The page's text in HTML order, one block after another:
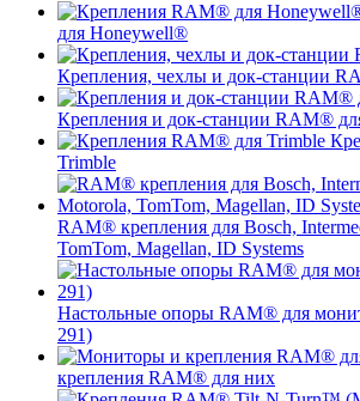
для Honeywell®
Крепления, чехлы и док-станции
Крепления и док-станции RAM®
Trimble
RAM® крепления для Bosch,
TomTom, Magellan, ID Systems
Настольные опоры RAM® для
291)
крепления RAM® для них